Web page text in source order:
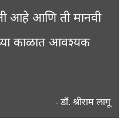
आहे आणि ती मानवी
काळात आवश्यक
- डॉ. श्रीराम लागू